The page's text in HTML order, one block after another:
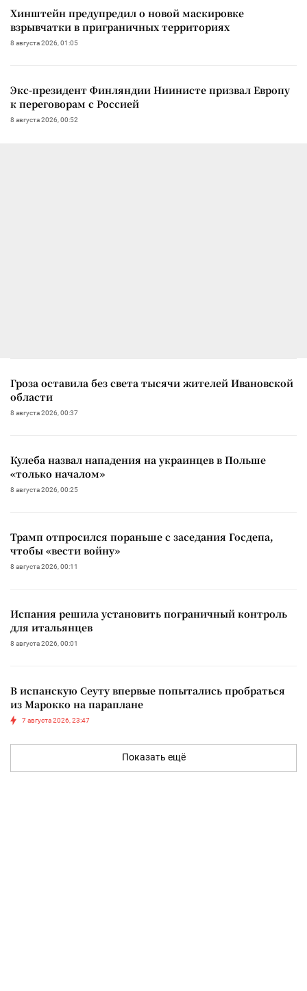
Хинштейн предупредил о новой маскировке
взрывчатки в приграничных территориях
8 августа 2026, 01:05
Экс-президент Финляндии Ниинисте призвал Европу
к переговорам с Россией
8 августа 2026, 00:52
Гроза оставила без света тысячи жителей Ивановской
области
8 августа 2026, 00:37
Кулеба назвал нападения на украинцев в Польше
«только началом»
8 августа 2026, 00:25
Трамп отпросился пораньше с заседания Госдепа,
чтобы «вести войну»
8 августа 2026, 00:11
Испания решила установить пограничный контроль
для итальянцев
8 августа 2026, 00:01
В испанскую Сеуту впервые попытались пробраться
из Марокко на параплане
7 августа 2026, 23:47
Показать ещё